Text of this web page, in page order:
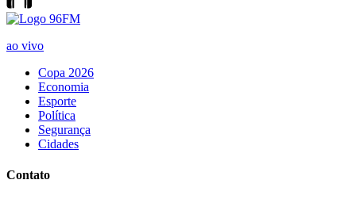
ao vivo
Copa 2026
Economia
Esporte
Política
Segurança
Cidades
Contato